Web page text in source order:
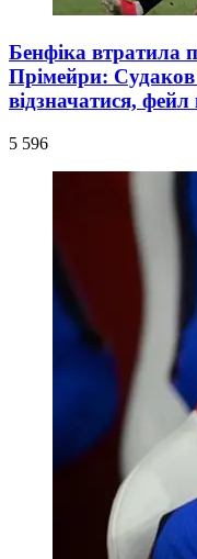
Бенфіка втратила
Прімейри: Судаков
відзначатися,
5 596